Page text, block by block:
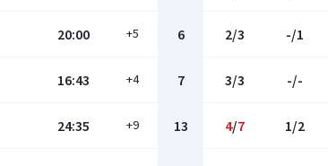
20:00 +5 6 2/3 -/1
16:43 +4 7 3/3 -/-
24:35 +9 13 4/7 1/2